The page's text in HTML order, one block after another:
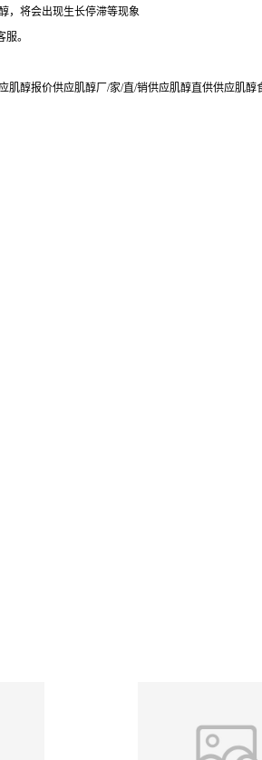
，将会出现生长停滞等现象
。
醇报价供应肌醇厂/家/直/销供应肌醇直供供应肌